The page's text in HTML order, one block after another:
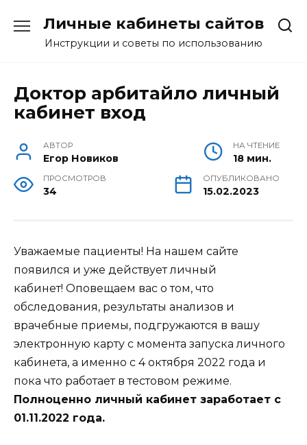
содержанию
Личные кабинеты сайтов
Инструкции и советы по использованию
Доктор арбитайло личный
кабинет вход
АВТОР
Егор Новиков
НА ЧТЕНИЕ
18 мин.
ПРОСМОТРОВ
34
ОПУБЛИКОВАНО
15.02.2023
Уважаемые пациенты! На нашем сайте
появился и уже действует личный
кабинет! Оповещаем вас о том, что
обследования, результаты анализов и
врачебные приемы, подгружаются в вашу
электронную карту с момента запуска личного
кабинета, а именно с 4 октября 2022 года и
пока что работает в тестовом режиме.
Полноценно личный кабинет заработает с
01.11.2022 года.